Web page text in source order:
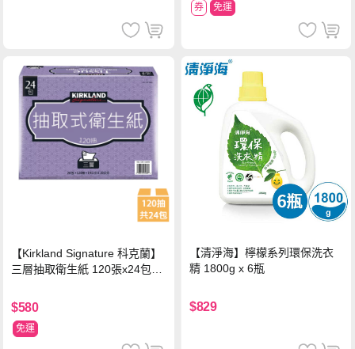
券 免運
【Kirkland Signature 科克蘭】
三層抽取衛生紙 120張x24包x1
$580
免運
【清淨海】檸檬系列環保洗衣
精 1800g x 6瓶
$829